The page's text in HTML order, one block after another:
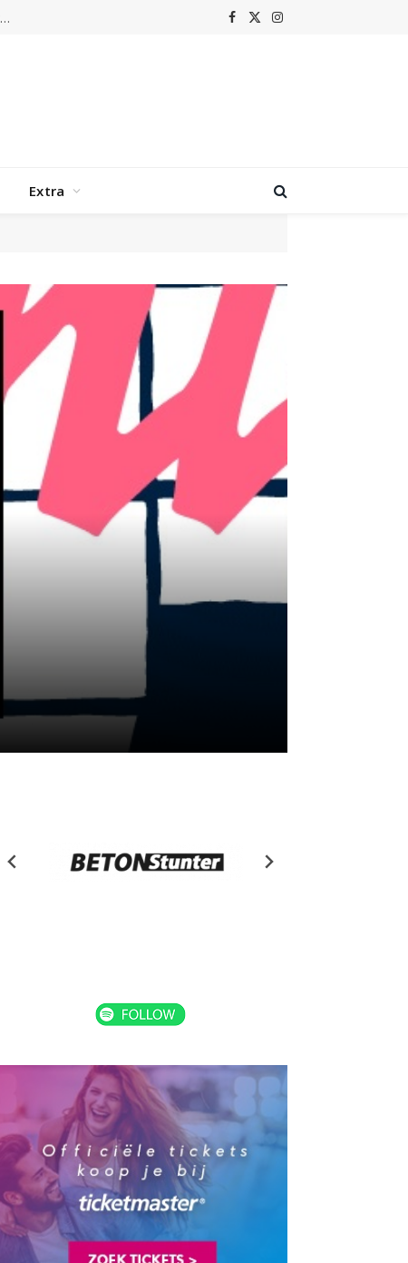
Alien Ant Farm laat Grenswerk terugkeren naar de hoogtijdagen van nu-metal Facebook
X
Instagram
Extra